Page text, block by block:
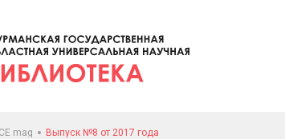
mag Выпуск №8 от 2017 года